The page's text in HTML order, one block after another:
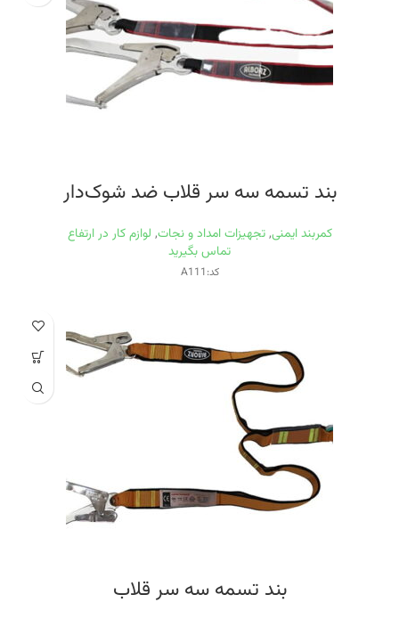
بند تسمه سه سر قلاب ضد شوک‌دار
کمربند ایمنی, تجهیزات امداد و نجات, لوازم کار در ارتفاع
تماس بگیرید
کد:A111
بند تسمه سه سر قلاب